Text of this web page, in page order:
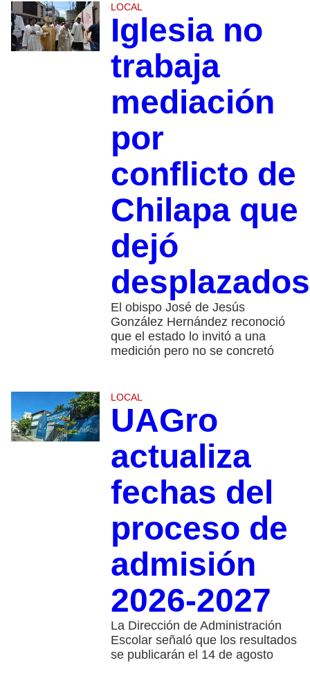
LOCAL
Iglesia no
trabaja
mediación
por
conflicto de
Chilapa que
dejó
desplazados
El obispo José de Jesús
González Hernández reconoció
que el estado lo invitó a una
medición pero no se concretó
LOCAL
UAGro
actualiza
fechas del
proceso de
admisión
2026-2027
La Dirección de Administración
Escolar señaló que los resultados
se publicarán el 14 de agosto